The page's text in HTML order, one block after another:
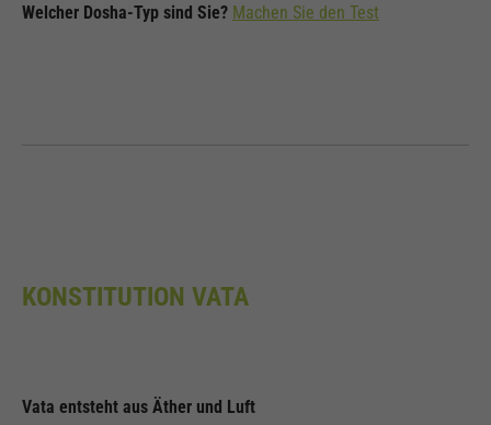
Welcher Dosha-Typ sind Sie? Machen Sie den Test
KONSTITUTION VATA
Vata entsteht aus Äther und Luft